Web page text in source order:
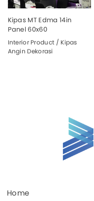
Kipas MT Edma 14in
Panel 60x60
Interior Product / Kipas
Angin Dekorasi
Home